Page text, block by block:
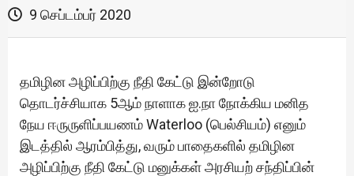
9 செப்டம்பர் 2020
தமிழின அழிப்பிற்கு நீதி கேட்டு இன்றோடு
தொடர்ச்சியாக 5ஆம் நாளாக ஐ.நா நோக்கிய மனித
நேய ஈருருளிப்பயணம் Waterloo (பெல்சியம்) எனும்
இடத்தில் ஆரம்பித்து, வரும் பாதைகளில் தமிழின
அழிப்பிற்கு நீதி கேட்டு மனுக்கள் அரசியற் சந்திப்பின்